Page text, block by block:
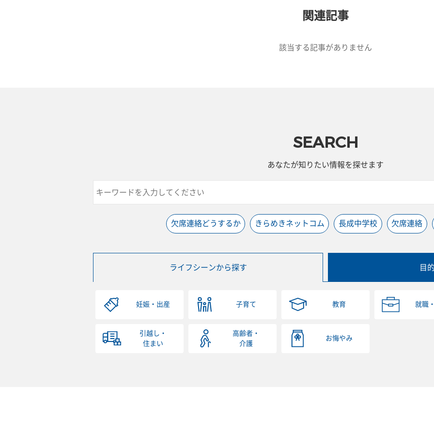
関連記事
該当する記事がありません
SEARCH
あなたが知りたい情報を探せます
欠席連絡どうするか きらめきネットコム 長成中学校 欠席連絡
ライフシーンから探す 目
妊娠・出産 子育て 教育 就職
引越し・
住まい
高齢者・
介護
お悔やみ